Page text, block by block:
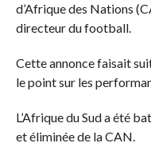
d’Afrique des Nations
directeur du football.
Cette annonce faisait
le point sur les
L’Afrique du Sud a été
et éliminée de la CAN.